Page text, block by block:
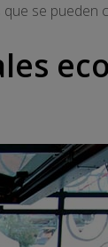
se pueden